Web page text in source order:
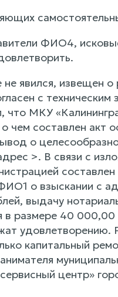
ФИО4,
явился, извещен
с
что МКУ
чем составлен акт
о
>. В связи с
о взыскании с
выдачу
размере 40
удовлетворению.
капитальный
центр»